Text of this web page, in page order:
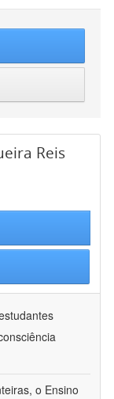
Reis
o Ensino